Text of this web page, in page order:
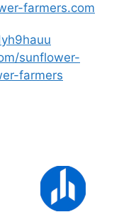
farmers.com
sunflower-
farmers